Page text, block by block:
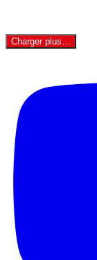
Charger plus…